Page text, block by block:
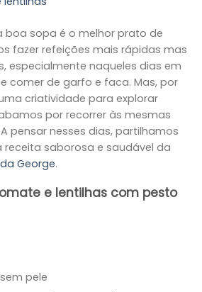
boa sopa é o melhor prato de
fazer refeições mais rápidas mas
especialmente naqueles dias em
comer de garfo e faca. Mas, por
criatividade para explorar
por recorrer às mesmas
pensar nesses dias, partilhamos
saborosa e saudável da
George.
e lentilhas com pesto
pele